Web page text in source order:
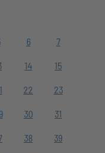
6 7
14 15
22 23
30 31
38 39